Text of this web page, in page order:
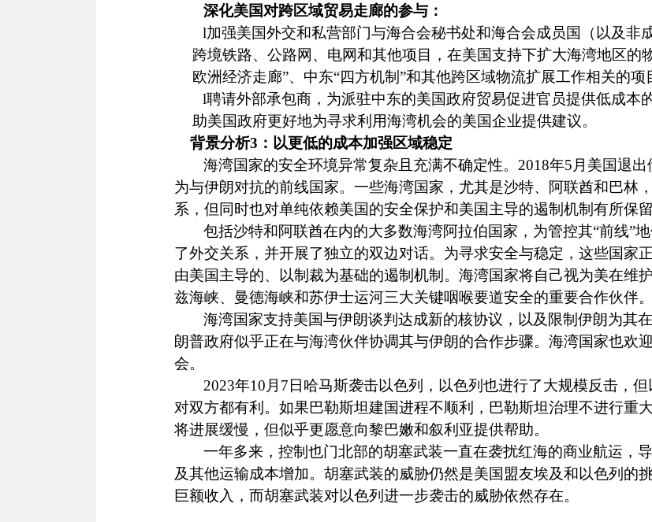
深化美国对跨区域贸易走廊的参与：
l加强美国外交和私营部门与海合会秘书处和海合会成员国（以及非
跨境铁路、公路网、电网和其他项目，在美国支持下扩大海湾地区
欧洲经济走廊”、中东“四方机制”和其他跨区域物流扩展工作相关的项
l聘请外部承包商，为派驻中东的美国政府贸易促进官员提供低成本
助美国政府更好地为寻求利用海湾机会的美国企业提供建议。
背景分析3 ：以更低的成本加强区域稳定
海湾国家的安全环境异常复杂且充满不确定性。 2018年5 月 美国退出
为与伊朗对抗的前线国家。一些海湾国家，尤其是沙特、阿联酋和巴林
系，但同时也对单纯依赖美国的安全保护和美国主导的遏制机制有所保留
包括沙特和阿联酋在内的大多数海湾阿拉伯国家，为管控其“前线”
了外交关系，并开展了独立的双边对话。为寻求安全与稳定，这些国家
由美国主导的、以制裁为基础的遏制机制。海湾国家将自己视为美在维
兹海峡、曼德海峡和苏伊士运河三大关键咽喉要道安全的重要合作伙伴。
海湾国家支持美国与伊朗谈判达成新的核协议，以及限制伊朗为其
朗普政府似乎正在与海湾伙伴协调其与伊朗的合作步骤。海湾国家也欢
会。
2023年10 月 7 日哈马斯袭击以色列，以色列也进行了大规模反击，
对双方都有利。如果巴勒斯坦建国进程不顺利，巴勒斯坦治理不进行重
将进展缓慢，但似乎更愿意向黎巴嫩和叙利亚提供帮助。
一年多来，控制也门北部的胡塞武装一直在袭扰红海的商业航运，
及其他运输成本增加。胡塞武装的威胁仍然是美国盟友埃及和以色列的
巨额收入，而胡塞武装对以色列进一步袭击的威胁依然存在。